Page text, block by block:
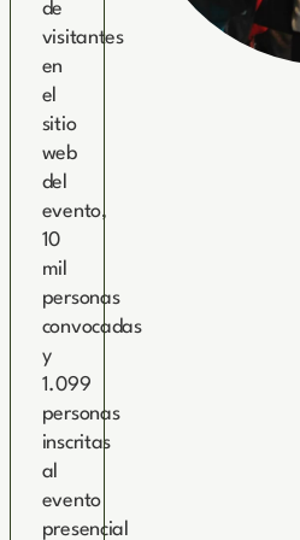
de
visitantes
en
el
sitio
web
del
evento,
10
mil
personas
convocadas
y
1.099
personas
inscritas
al
evento
presencial